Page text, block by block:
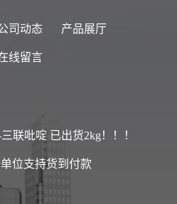
司动态 产品展厅
线留言
联吡啶 已出货2kg！！！
位支持货到付款